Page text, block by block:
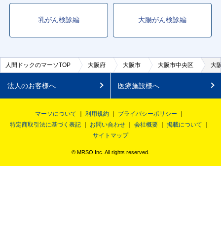
乳がん検診編 大腸がん検診編
人間ドックのマーソTOP 大阪府 大阪市 大阪市中央区 大
法人のお客様へ 医療施設様へ
マーソについて 利用規約
プライバシーポリシー
特定商取引法に基づく表記
お問い合わせ 会社概要
掲載について
サイトマップ
© MRSO Inc. All rights reserved.